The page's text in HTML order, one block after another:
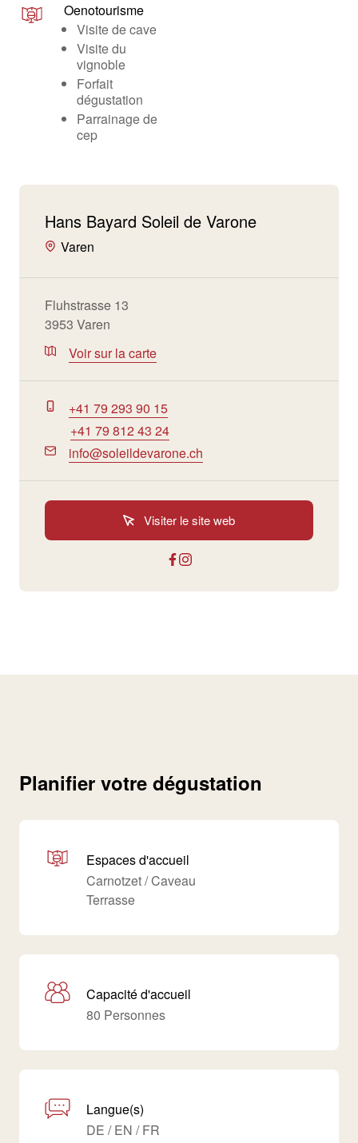
Oenotourisme
Visite de cave
Visite du
vignoble
Forfait
dégustation
Parrainage de
cep
Hans Bayard Soleil de Varone
Varen
Fluhstrasse 13
3953 Varen
Voir sur la carte
+41 79 293 90 15
+41 79 812 43 24
info@soleildevarone.ch
Visiter le site web
Planifier votre dégustation
Espaces d'accueil
Carnotzet / Caveau
Terrasse
Capacité d'accueil
80 Personnes
Langue(s)
DE / EN / FR